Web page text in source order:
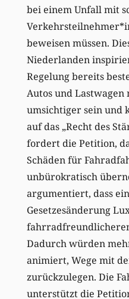
bei einem Unfall mit
beweisen müssen.
Niederlanden
Regelung bereits
Autos und Lastwagen
umsichtiger sein und
auf das „Recht des
fordert die Petition,
Schäden für
unbürokratisch
argumentiert, dass
Gesetzesänderung
Dadurch würden
animiert, Wege mit
zurückzulegen. Die
unterstützt die